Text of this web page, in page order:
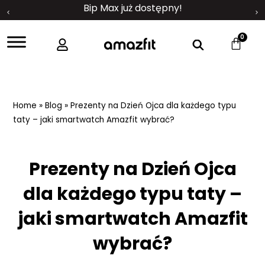
Bip Max już dostępny!
0
Home »Blog »Prezenty na Dzień Ojca dla każdego typu
taty – jaki smartwatch Amazfit wybrać?
Prezenty na Dzień Ojca
dla każdego typu taty –
jaki smartwatch Amazfit
wybrać?